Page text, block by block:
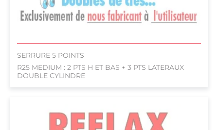
SERRURE 5 POINTS
R25 MEDIUM : 2 PTS H ET BAS + 3 PTS LATERAUX
DOUBLE CYLINDRE